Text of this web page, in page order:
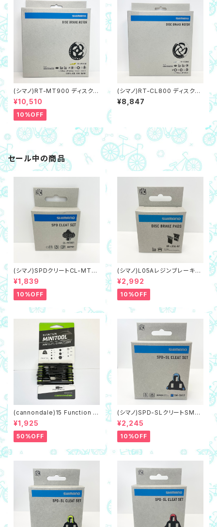
(シマノ)RT-MT900 ディスクブ
レーキローター 160mm（センタ
ーロック内セレーション）
¥10,510
10%OFF
(シマノ)RT-CL800 ディスクブ
レーキローター 160mm（センタ
ーロック内セレーション）
¥8,847
セール中の商品
(シマノ)SPDクリートCL-MT0
01 マルチエントリータイプ（ネコ
ポス対象商品）
¥1,839
10%OFF
(シマノ)L05Aレジンブレーキパ
ッド,フィン付き（ネコポス対象商
品）
¥2,992
10%OFF
(cannondale)15 Function M
initool 携帯工具 マルチツー
ル
¥1,925
50%OFF
(シマノ)SPD-SLクリートSM-S
H12 青/ブルー,可動域2度（ネコ
ポス対象商品）
¥2,245
10%OFF